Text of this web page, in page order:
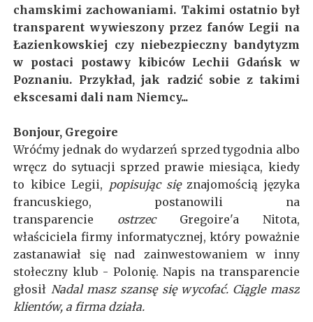
chamskimi zachowaniami. Takimi ostatnio był
transparent wywieszony przez fanów Legii na
Łazienkowskiej czy niebezpieczny bandytyzm
w postaci postawy kibiców Lechii Gdańsk w
Poznaniu. Przykład, jak radzić sobie z takimi
ekscesami dali nam Niemcy...
Bonjour, Gregoire
Wróćmy jednak do wydarzeń sprzed tygodnia albo
wręcz do sytuacji sprzed prawie miesiąca, kiedy
to kibice Legii, popisując się znajomością języka
francuskiego, postanowili na
transparencie ostrzec Gregoire'a Nitota,
właściciela firmy informatycznej, który poważnie
zastanawiał się nad zainwestowaniem w inny
stołeczny klub - Polonię. Napis na transparencie
głosił Nadal masz szansę się wycofać. Ciągle masz
klientów, a firma działa.